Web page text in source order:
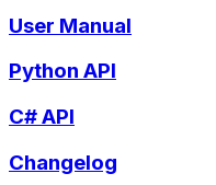
User Manual
Python API
C# API
Changelog